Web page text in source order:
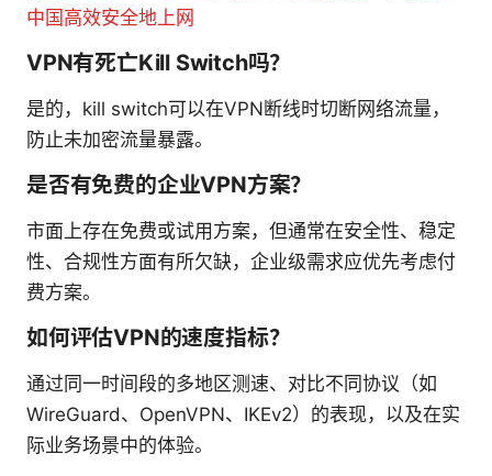
中国高效安全地上网
VPN有死亡Kill Switch吗？
是的，kill switch可以在VPN断线时切断网络流量，
防止未加密流量暴露。
是否有免费的企业VPN方案？
市面上存在免费或试用方案，但通常在安全性、稳定
性、合规性方面有所欠缺，企业级需求应优先考虑付
费方案。
如何评估VPN的速度指标？
通过同一时间段的多地区测速、对比不同协议（如
WireGuard、OpenVPN、IKEv2）的表现，以及在实
际业务场景中的体验。